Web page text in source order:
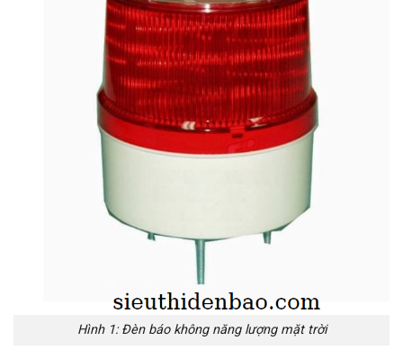
Hình 1: Đèn báo không năng lượng mặt trời